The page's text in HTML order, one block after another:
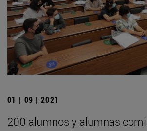
01 | 09 | 2021
200 alumnos y alumnas